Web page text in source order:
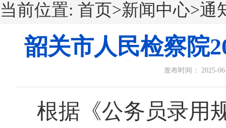
当前位置: 首页>新闻中心>通
韶关市人民检察院
发布时间： 2025-
根据 《公务员录用